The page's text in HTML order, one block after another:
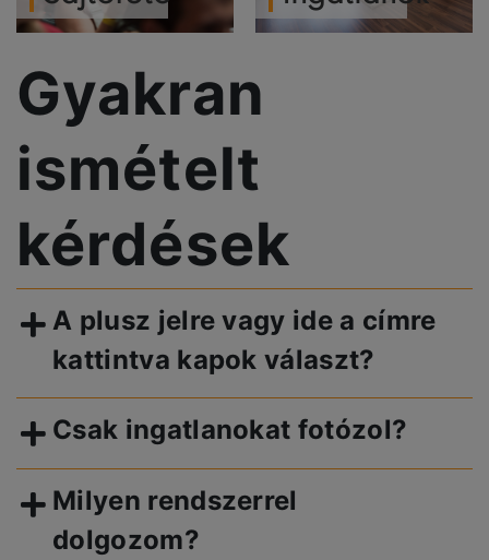
Gyakran
ismételt
kérdések
A plusz jelre vagy ide a címre
kattintva kapok választ?
Csak ingatlanokat fotózol?
Milyen rendszerrel
dolgozom?